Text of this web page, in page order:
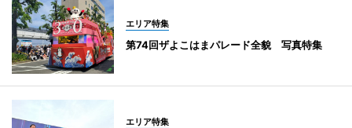
エリア特集
第74回ザよこはまパレード全貌 写真特集
エリア特集